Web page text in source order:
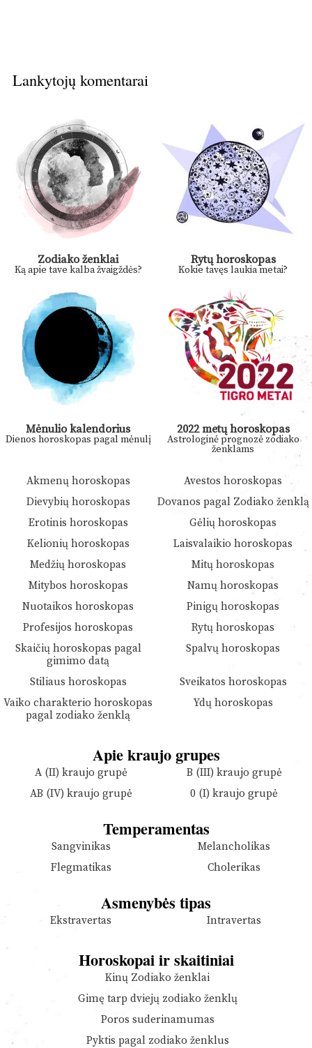
Lankytojų komentarai
Zodiako ženklai
Ką apie tave kalba žvaigždės?
Rytų horoskopas
Kokie tavęs laukia metai?
Mėnulio kalendorius
Dienos horoskopas pagal mėnulį
2022 metų horoskopas
Astrologinė prognozė zodiako
ženklams
Akmenų horoskopas
Avestos horoskopas
Dievybių horoskopas
Dovanos pagal Zodiako ženklą
Erotinis horoskopas
Gėlių horoskopas
Kelionių horoskopas
Laisvalaikio horoskopas
Medžių horoskopas
Mitų horoskopas
Mitybos horoskopas
Namų horoskopas
Nuotaikos horoskopas
Pinigų horoskopas
Profesijos horoskopas
Rytų horoskopas
Skaičių horoskopas pagal
gimimo datą
Spalvų horoskopas
Stiliaus horoskopas
Sveikatos horoskopas
Vaiko charakterio horoskopas
pagal zodiako ženklą
Ydų horoskopas
Apie kraujo grupes
A (II) kraujo grupė
B (III) kraujo grupė
AB (IV) kraujo grupė
0 (I) kraujo grupė
Temperamentas
Sangvinikas
Melancholikas
Flegmatikas
Cholerikas
Asmenybės tipas
Ekstravertas Intravertas
Horoskopai ir skaitiniai
Kinų Zodiako ženklai
Gimę tarp dviejų zodiako ženklų
Poros suderinamumas
Pyktis pagal zodiako ženklus